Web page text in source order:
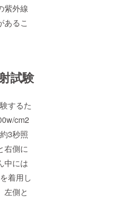
紫外線
あるこ
試験
するた
cm2
3秒照
右側に
中には
着用し
左側と